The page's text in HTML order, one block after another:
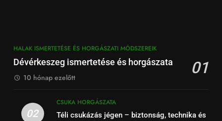
HALAK ISMERTETÉSE ÉS HORGÁSZATI MÓDSZEREIK
Dévérkeszeg ismertetése és horgászata 01
10 hónap ezelőtt
02
CSUKA HORGÁSZATA
Téli csukázás jégen – biztonság, technika és